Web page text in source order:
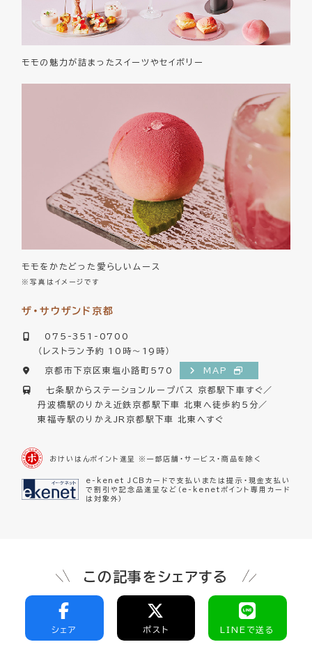
モモの魅力が詰まったスイーツやセイボリー
モモをかたどった愛らしいムース
※写真はイメージです
ザ・サウザンド京都
075-351-0700
（レストラン予約 10時～19時）
京都市下京区東塩小路町570
MAP
七条駅からステーションループバス 京都駅下車すぐ／
丹波橋駅のりかえ近鉄京都駅下車 北東へ徒歩約5分／
東福寺駅のりかえJR京都駅下車 北東へすぐ
おけいはんポイント進呈 ※一部店舗・サービス・商品を除く
e-kenet JCBカードで支払いまたは提示・現金支払い
で割引や記念品進呈など（e-kenetポイント専用カード
は対象外）
この記事をシェアする
シェア ポスト LINEで送る